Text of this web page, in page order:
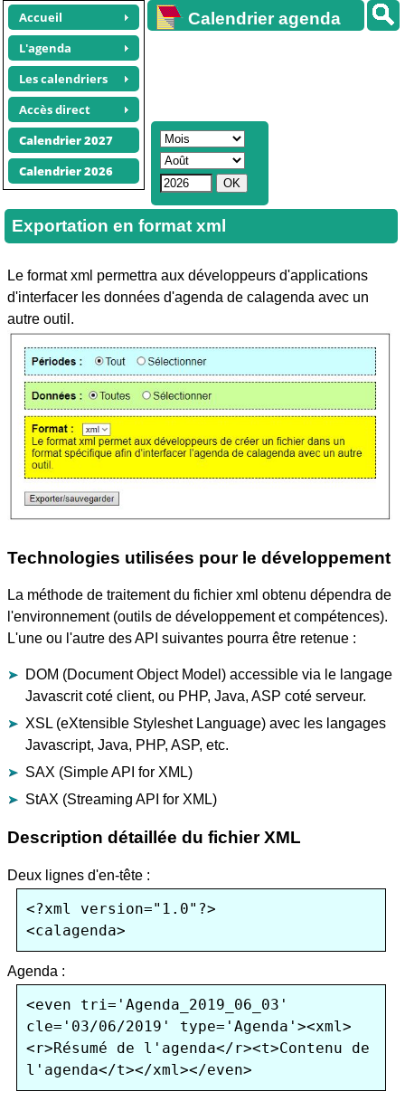
Accueil
L'agenda
Les calendriers
Accès direct
Calendrier 2027
Calendrier 2026
Calendrier agenda
Exportation en format xml
Le format xml permettra aux développeurs d'applications
d'interfacer les données d'agenda de calagenda avec un
autre outil.
Technologies utilisées pour le développement
La méthode de traitement du fichier xml obtenu dépendra de
l'environnement (outils de développement et compétences).
L'une ou l'autre des API suivantes pourra être retenue :
DOM (Document Object Model) accessible via le langage
Javascrit coté client, ou PHP, Java, ASP coté serveur.
XSL (eXtensible Styleshet Language) avec les langages
Javascript, Java, PHP, ASP, etc.
SAX (Simple API for XML)
StAX (Streaming API for XML)
Description détaillée du fichier XML
Deux lignes d'en-tête :
<?xml version="1.0"?>
Agenda :
<even tri='Agenda_2019_06_03'
cle='03/06/2019' type='Agenda'><xml>
<r>Résumé de l'agenda</r><t>Contenu de